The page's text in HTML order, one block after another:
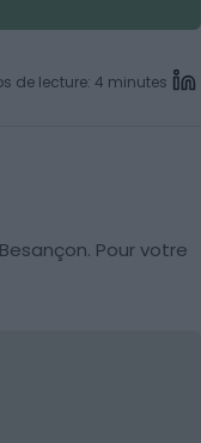
de lecture: 4 minutes
Pour votre